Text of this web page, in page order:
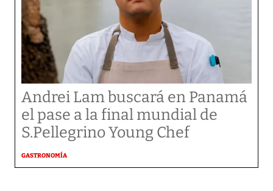
Andrei Lam buscará en Panamá
el pase a la final mundial de
S.Pellegrino Young Chef
GASTRONOMÍA